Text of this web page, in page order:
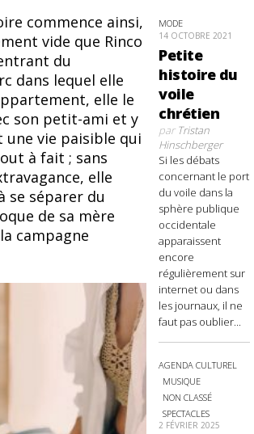
commence ainsi,
vide que Rinco
du
dans lequel elle
elle le
son petit-ami et y
vie paisible qui
à fait ; sans
elle
se séparer du
de sa mère
campagne
MODE
14 OCTOBRE 2021
Petite
histoire du
voile
chrétien
parTristan
Hinschberger
Si les débats
concernant le port
du voile dans la
sphère publique
occidentale
apparaissent
encore
régulièrement sur
internet ou dans
les journaux, il ne
faut pas oublier...
AGENDA CULTUREL
MUSIQUE
NON CLASSÉ
SPECTACLES
2 FÉVRIER 2025